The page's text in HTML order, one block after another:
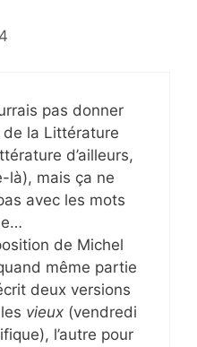
pas donner
la Littérature
d’ailleurs,
là), mais ça ne
avec les mots
de Michel
même partie
deux versions
vieux (vendredi
l’autre pour